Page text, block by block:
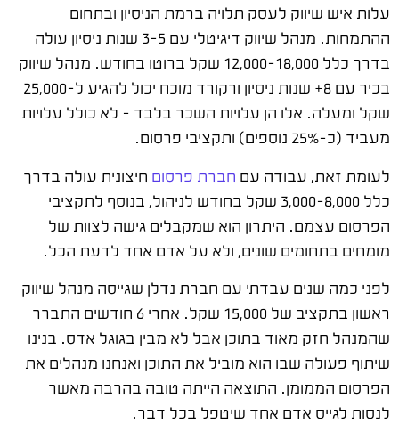
עלות איש שיווק לעסק תלויה ברמת הניסיון ובתחום
ההתמחות. מנהל שיווק דיגיטלי עם 3-5 שנות ניסיון עולה
בדרך כלל 12,000-18,000 שקל ברוטו בחודש. מנהל שיווק
בכיר עם 8+ שנות ניסיון ורקורד מוכח יכול להגיע ל-25,000
שקל ומעלה. אלו הן עלויות השכר בלבד – לא כולל עלויות
מעביד (כ-25% נוספים) ותקציבי פרסום.
לעומת זאת, עבודה עם חברת פרסום חיצונית עולה בדרך
כלל 3,000-8,000 שקל בחודש לניהול, בנוסף לתקציבי
הפרסום עצמם. היתרון הוא שמקבלים גישה לצוות של
מומחים בתחומים שונים, ולא על אדם אחד לדעת הכל.
לפני כמה שנים עבדתי עם חברת נדלן שגייסה מנהל שיווק
ראשון בתקציב של 15,000 שקל. אחרי 6 חודשים התברר
שהמנהל חזק מאוד בתוכן אבל לא מבין בגוגל אדס. בנינו
שיתוף פעולה שבו הוא מוביל את התוכן ואנחנו מנהלים את
הפרסום הממומן. התוצאה הייתה טובה בהרבה מאשר
לנסות לגייס אדם אחד שיטפל בכל דבר.